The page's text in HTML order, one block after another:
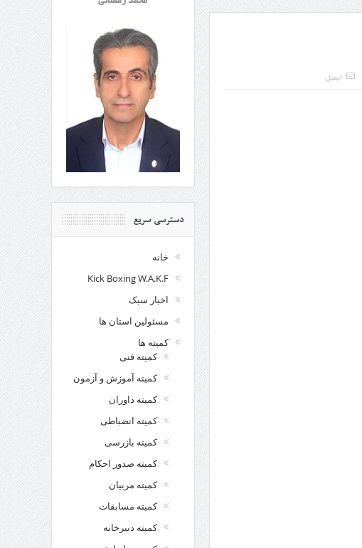
ایمیل
دسترسی سریع
خانه
Kick Boxing W.A.K.F
اخبار سبک
مسئولین استان ها
کمیته ها
کمیته فنی
کمیته آموزش و آزمون
کمیته داوران
کمیته انضباطی
کمیته بازرسی
کمیته صدور احکام
کمیته مربیان
کمیته مسابقات
کمیته دبیرخانه